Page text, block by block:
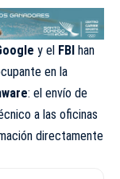
y el FBI han
en la
: el envío de
a las oficinas
directamente